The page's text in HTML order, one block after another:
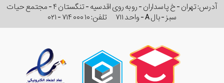
آدرس: تهران - خ پاسداران - رو به روی اقدسیه - تنگستان ۴ - مجتمع حیات
سبز - بال A - واحد ۷۱۱
تلفن:۰۲۱ - ۷۱۴ ۰۰۰ ۱۰